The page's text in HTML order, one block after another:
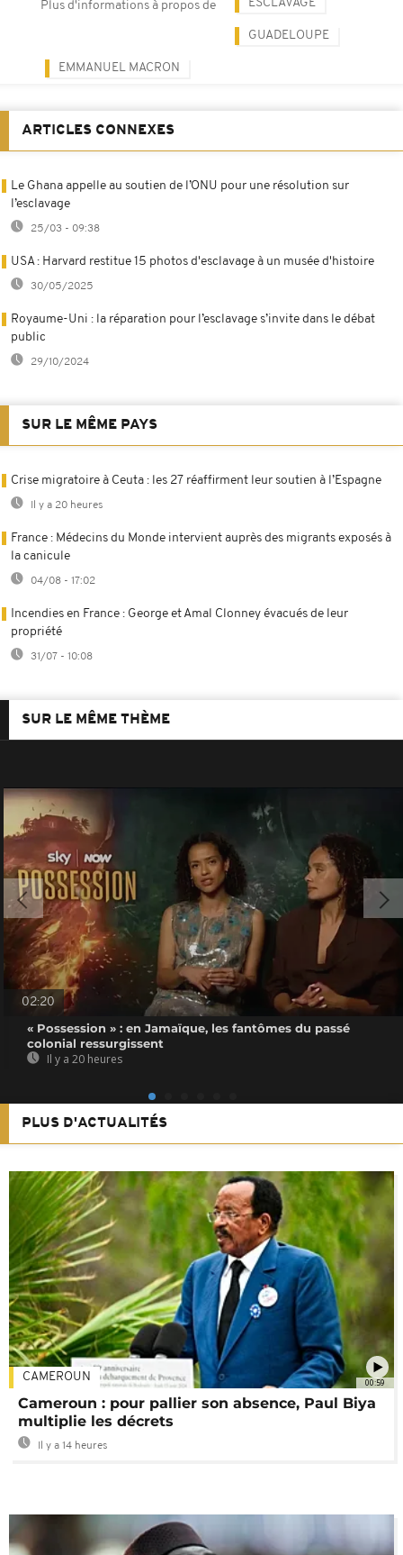
Plus d'informations à propos de ESCLAVAGE
GUADELOUPE
EMMANUEL MACRON
ARTICLES CONNEXES
Le Ghana appelle au soutien de l’ONU pour une résolution sur
l’esclavage
25/03 - 09:38
USA : Harvard restitue 15 photos d'esclavage à un musée d'histoire
30/05/2025
Royaume-Uni : la réparation pour l’esclavage s’invite dans le débat
public
29/10/2024
SUR LE MÊME PAYS
Crise migratoire à Ceuta : les 27 réaffirment leur soutien à l’Espagne
Il y a 20 heures
France : Médecins du Monde intervient auprès des migrants exposés à
la canicule
04/08 - 17:02
Incendies en France : George et Amal Clonney évacués de leur
propriété
31/07 - 10:08
SUR LE MÊME THÈME
02:20
« Possession » : en Jamaïque, les fantômes du passé
colonial ressurgissent
Il y a 20 heures
PLUS D'ACTUALITÉS
00:59
CAMEROUN
Cameroun : pour pallier son absence, Paul Biya
multiplie les décrets
Il y a 14 heures